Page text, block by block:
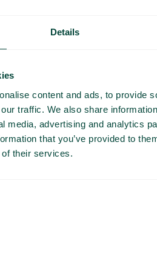
Details
content and ads, to provide
traffic. We also share
media, advertising and analytics
that you’ve provided to
their services.